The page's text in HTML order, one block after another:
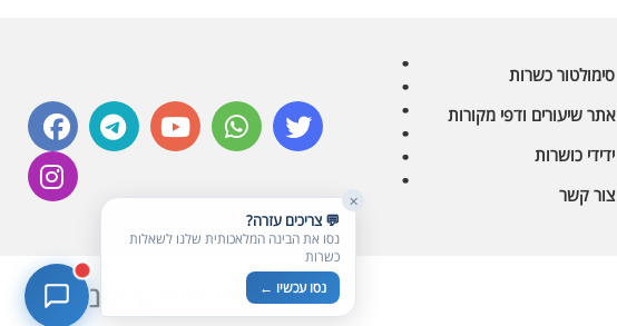
סימולטור כשרות
אתר שיעורים ודפי מקורות
ידידי כושרות
צור קשר
facebooktelegram youtubewhatsapp twitter
instagram
בניית אתרים כשרים
✕
💬 צריכים עזרה?
נסו את הבינה המלאכותית שלנו לשאלות
כשרות
נסו עכשיו ←